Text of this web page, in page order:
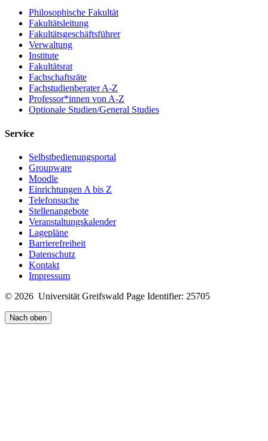
Philosophische Fakultät
Fakultätsleitung
Fakultätsgeschäftsführer
Verwaltung
Institute
Fakultätsrat
Fachschaftsräte
Fachstudienberater A-Z
Professor*innen von A-Z
Optionale Studien/General Studies
Service
Selbstbedienungsportal
Groupware
Moodle
Einrichtungen A bis Z
Telefonsuche
Stellenangebote
Veranstaltungskalender
Lagepläne
Barrierefreiheit
Datenschutz
Kontakt
Impressum
© 2026 Universität Greifswald Page Identifier: 25705
Nach oben